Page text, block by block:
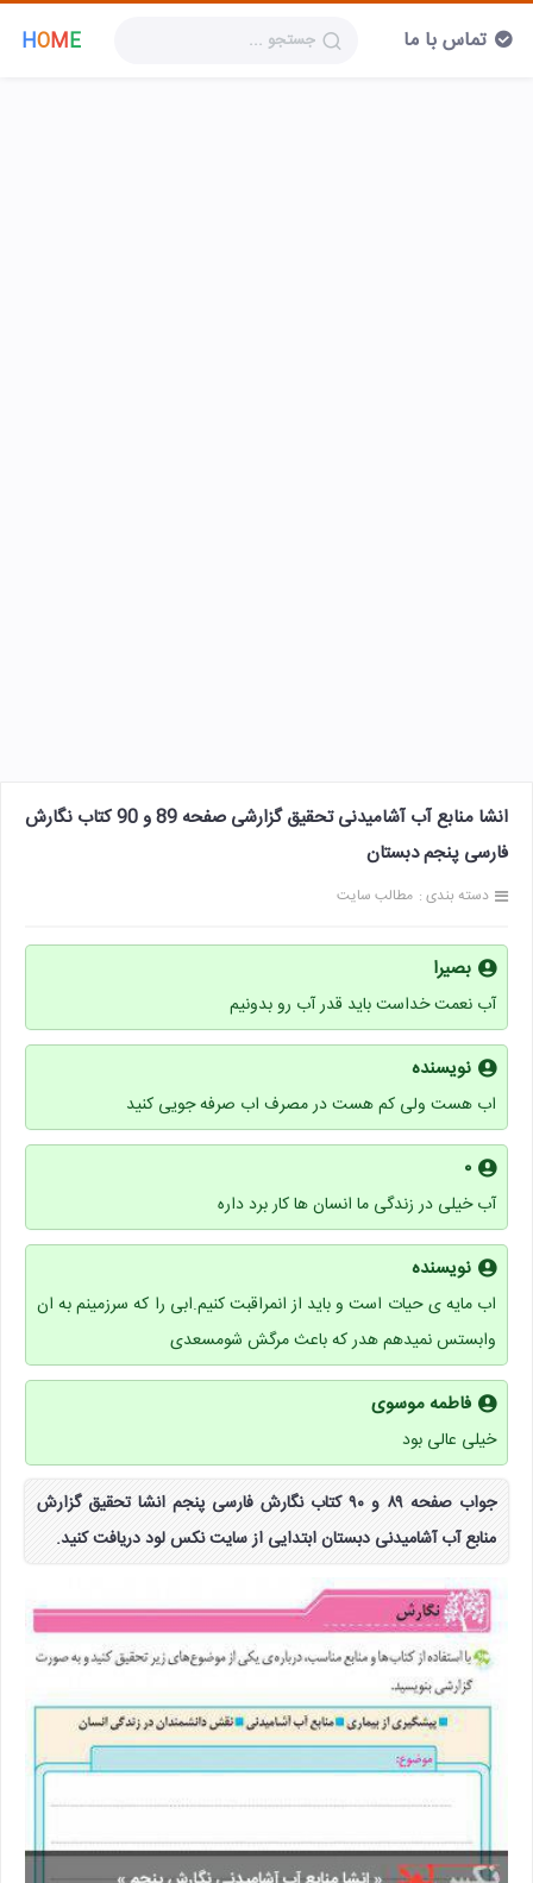
HOME تماس با ما
انشا منابع آب آشامیدنی تحقیق گزارشی صفحه 89 و 90 کتاب نگارش
فارسی پنجم دبستان
دسته بندی : مطالب سایت
بصیرا
آب نعمت خداست باید قدر آب رو بدونیم
نویسنده
اب هست ولی کم هست در مصرف اب صرفه جویی کنید
۰
آب خیلی در زندگی ما انسان ها کار برد داره
نویسنده
اب مایه ی حیات است و باید از انمراقبت کنیم.ابی را که سرزمینم به ان
وابستس نمیدهم هدر که باعث مرگش شومسعدی
فاطمه موسوی
خیلی عالی بود
جواب صفحه ۸۹ و ۹۰ کتاب نگارش فارسی پنجم انشا تحقیق گزارش
منابع آب آشامیدنی دبستان ابتدایی از سایت نکس لود دریافت کنید.